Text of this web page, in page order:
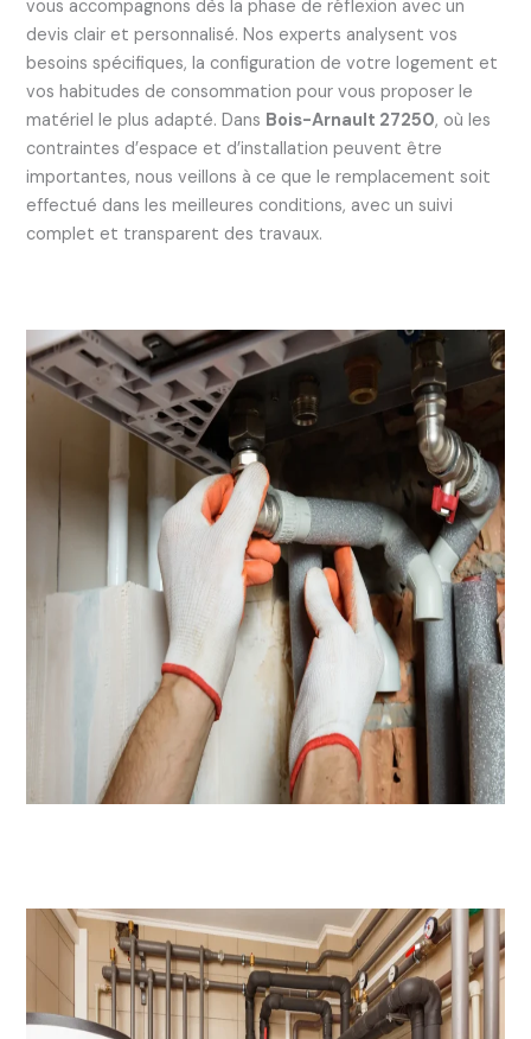
vous accompagnons dès la phase de réflexion avec un
devis clair et personnalisé. Nos experts analysent vos
besoins spécifiques, la configuration de votre logement et
vos habitudes de consommation pour vous proposer le
matériel le plus adapté. Dans Bois-Arnault 27250, où les
contraintes d’espace et d’installation peuvent être
importantes, nous veillons à ce que le remplacement soit
effectué dans les meilleures conditions, avec un suivi
complet et transparent des travaux.